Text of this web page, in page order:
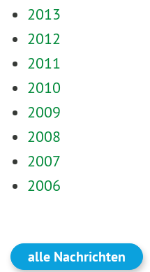
2013
2012
2011
2010
2009
2008
2007
2006
alle Nachrichten